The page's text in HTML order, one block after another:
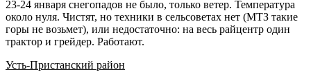
23-24 января снегопадов не было, только ветер. Температура
около нуля. Чистят, но техники в сельсоветах нет (МТЗ такие
горы не возьмет), или недостаточно: на весь райцентр один
трактор и грейдер. Работают.
Усть-Пристанский район